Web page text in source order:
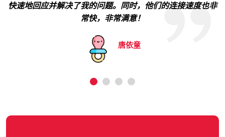
快速地回应并解决了我的问题。同时，他们的连接速度也非
常快，非常满意！
唐依童